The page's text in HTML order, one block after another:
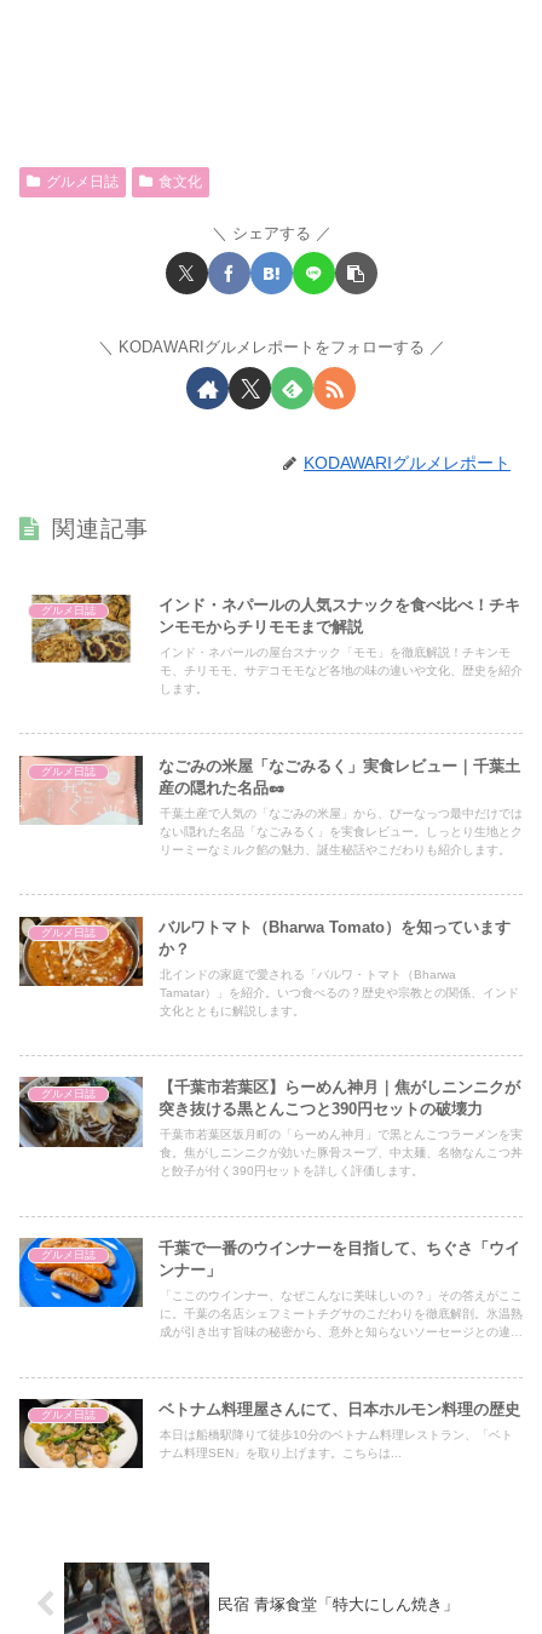
グルメ日誌 食文化
シェアする
KODAWARIグルメレポートをフォローする
KODAWARIグルメレポート
関連記事
グルメ日誌
インド・ネパールの人気スナックを食べ比べ！チキ
ンモモからチリモモまで解説
インド・ネパールの屋台スナック「モモ」を徹底解説！チキンモ
モ、チリモモ、サデコモモなど各地の味の違いや文化、歴史を紹介
します。
グルメ日誌
なごみの米屋「なごみるく」実食レビュー｜千葉土
産の隠れた名品🥜
千葉土産で人気の「なごみの米屋」から、ぴーなっつ最中だけでは
ない隠れた名品「なごみるく」を実食レビュー。しっとり生地とク
リーミーなミルク餡の魅力、誕生秘話やこだわりも紹介します。
グルメ日誌
バルワトマト（Bharwa Tomato）を知っています
か？
北インドの家庭で愛される「バルワ・トマト（Bharwa
Tamatar）」を紹介。いつ食べるの？歴史や宗教との関係、インド
文化とともに解説します。
グルメ日誌
【千葉市若葉区】らーめん神月｜焦がしニンニクが
突き抜ける黒とんこつと390円セットの破壊力
千葉市若葉区坂月町の「らーめん神月」で黒とんこつラーメンを実
食。焦がしニンニクが効いた豚骨スープ、中太麺、名物なんこつ丼
と餃子が付く390円セットを詳しく評価します。
グルメ日誌
千葉で一番のウインナーを目指して、ちぐさ「ウイ
ンナー」
「ここのウインナー、なぜこんなに美味しいの？」その答えがここ
に。千葉の名店シェフミートチグサのこだわりを徹底解剖。氷温熟
成が引き出す旨味の秘密から、意外と知らないソーセージとの違い
グルメ日誌 ベトナム料理屋さんにて、日本ホルモン料理の歴史
本日は船橋駅降りて徒歩10分のベトナム料理レストラン、「ベト
ナム料理SEN」を取り上げます。こちらは...
民宿 青塚食堂「特大にしん焼き」